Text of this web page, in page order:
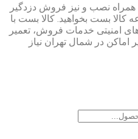
همراه نصب و نیز فروش دزدگیر
کالا بست بخواهید. کالا بست با
امنیتی خدمات فروش، تعمیر
در شمال تهران نیاز